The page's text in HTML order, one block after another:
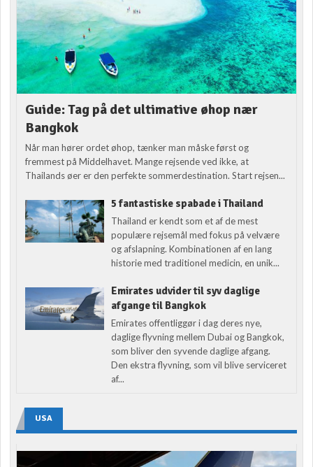
Guide: Tag på det ultimative øhop nær
Bangkok
Når man hører ordet øhop, tænker man måske først og
fremmest på Middelhavet. Mange rejsende ved ikke, at
Thailands øer er den perfekte sommerdestination. Start rejsen...
5 fantastiske spabade i Thailand
Thailand er kendt som et af de mest
populære rejsemål med fokus på velvære
og afslapning. Kombinationen af en lang
historie med traditionel medicin, en unik...
Emirates udvider til syv daglige
afgange til Bangkok
Emirates offentliggør i dag deres nye,
daglige flyvning mellem Dubai og Bangkok,
som bliver den syvende daglige afgang.
Den ekstra flyvning, som vil blive serviceret
af...
USA